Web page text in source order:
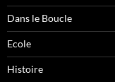
Dans le Boucle
Ecole
Histoire